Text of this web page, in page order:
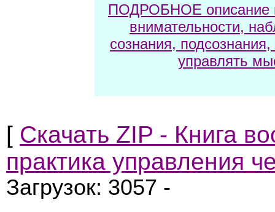
ПОДРОБНОЕ описание
внимательности,
сознания,
управлять
[ Скачать ZIP - Книга
практика управления
Загрузок: 3057 -